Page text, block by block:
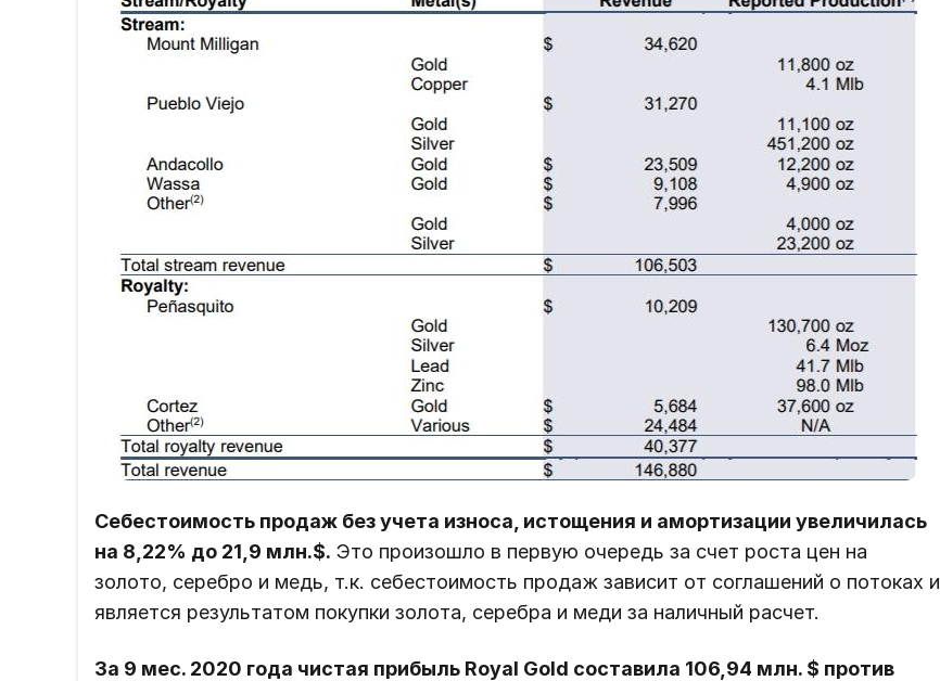
Себестоимость продаж без учета износа, истощения и амортизации увеличилась
на 8,22% до 21,9 млн.$. Это произошло в первую очередь за счет роста цен на
золото, серебро и медь, т.к. себестоимость продаж зависит от соглашений о потоках и
является результатом покупки золота, серебра и меди за наличный расчет.
За 9 мес. 2020 года чистая прибыль Royal Gold составила 106,94 млн. $ против